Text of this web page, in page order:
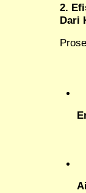
2.
Dari